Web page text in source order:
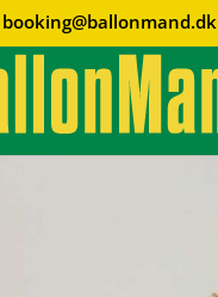
booking@ballonmand.dk